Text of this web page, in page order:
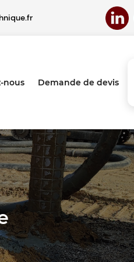
nous Demande de devis